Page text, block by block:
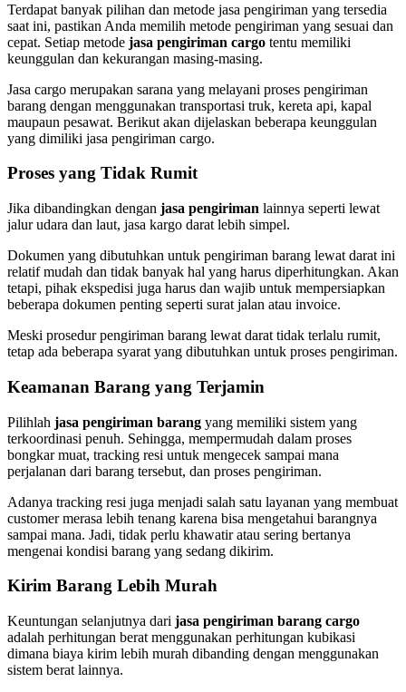
Terdapat banyak pilihan dan metode jasa pengiriman yang tersedia
saat ini, pastikan Anda memilih metode pengiriman yang sesuai dan
cepat. Setiap metode jasa pengiriman cargo tentu memiliki
keunggulan dan kekurangan masing-masing.
Jasa cargo merupakan sarana yang melayani proses pengiriman
barang dengan menggunakan transportasi truk, kereta api, kapal
maupaun pesawat. Berikut akan dijelaskan beberapa keunggulan
yang dimiliki jasa pengiriman cargo.
Proses yang Tidak Rumit
Jika dibandingkan dengan jasa pengiriman lainnya seperti lewat
jalur udara dan laut, jasa kargo darat lebih simpel.
Dokumen yang dibutuhkan untuk pengiriman barang lewat darat ini
relatif mudah dan tidak banyak hal yang harus diperhitungkan. Akan
tetapi, pihak ekspedisi juga harus dan wajib untuk mempersiapkan
beberapa dokumen penting seperti surat jalan atau invoice.
Meski prosedur pengiriman barang lewat darat tidak terlalu rumit,
tetap ada beberapa syarat yang dibutuhkan untuk proses pengiriman.
Keamanan Barang yang Terjamin
Pilihlah jasa pengiriman barang yang memiliki sistem yang
terkoordinasi penuh. Sehingga, mempermudah dalam proses
bongkar muat, tracking resi untuk mengecek sampai mana
perjalanan dari barang tersebut, dan proses pengiriman.
Adanya tracking resi juga menjadi salah satu layanan yang membuat
customer merasa lebih tenang karena bisa mengetahui barangnya
sampai mana. Jadi, tidak perlu khawatir atau sering bertanya
mengenai kondisi barang yang sedang dikirim.
Kirim Barang Lebih Murah
Keuntungan selanjutnya dari jasa pengiriman barang cargo
adalah perhitungan berat menggunakan perhitungan kubikasi
dimana biaya kirim lebih murah dibanding dengan menggunakan
sistem berat lainnya.